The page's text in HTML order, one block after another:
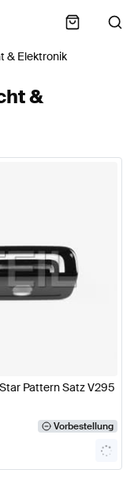
& Elektronik
&
Pattern Satz V295
Vorbestellung